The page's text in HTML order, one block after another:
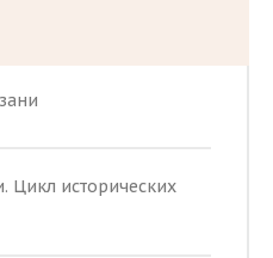
Цикл исторических